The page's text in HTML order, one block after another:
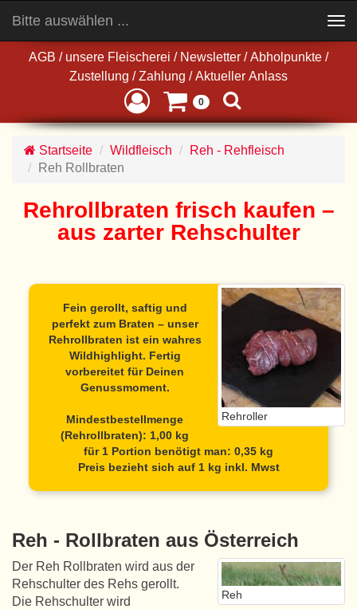
AGB / unsere Fleischerei / Newsletter / Abholpunkte /
Zustellung / Zahlung / Aktueller Anlass
0
Bitte auswählen ...
navigation
Startseite Wildfleisch
Reh - Rehfleisch
Reh Rollbraten
Rehrollbraten frisch kaufen –
aus zarter Rehschulter
Rehroller
Fein gerollt, saftig und
perfekt zum Braten – unser
Rehrollbraten ist ein wahres
Wildhighlight. Fertig
vorbereitet für Deinen
Genussmoment.
Mindestbestellmenge
(Rehrollbraten): 1,00 kg
für 1 Portion benötigt man: 0,35 kg
Preis bezieht sich auf 1 kg inkl. Mwst
Reh - Rollbraten aus Österreich
Reh
Der Reh Rollbraten wird aus der
Rehschulter des Rehs gerollt.
Die Rehschulter wird